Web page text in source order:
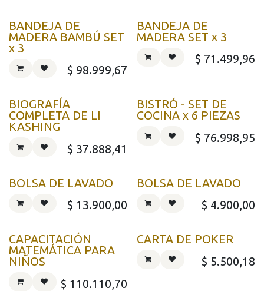
BANDEJA DE
MADERA BAMBÚ SET
x 3
$ 98.999,67
BANDEJA DE
MADERA SET x 3
$ 71.499,96
BIOGRAFÍA
COMPLETA DE LI
KASHING
$ 37.888,41
BISTRÓ - SET DE
COCINA x 6 PIEZAS
$ 76.998,95
BOLSA DE LAVADO
$ 13.900,00
BOLSA DE LAVADO
$ 4.900,00
CAPACITACIÓN
MATEMÁTICA PARA
NIÑOS
$ 110.110,70
CARTA DE POKER
$ 5.500,18